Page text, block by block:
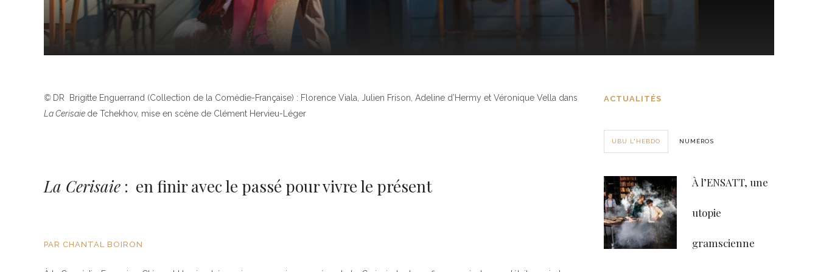
© DR Brigitte Enguerrand (Collection de la Comédie-Française) : Florence Viala, Julien Frison, Adeline d’Hermy et Véronique Vella dans
La Cerisaie de Tchekhov, mise en scène de Clément Hervieu-Léger
La Cerisaie : en finir avec le passé pour vivre le présent
PAR CHANTAL BOIRON
ACTUALITÉS
UBU L'HEBDO NUMÉROS
À l’ENSATT, une
utopie
gramscienne